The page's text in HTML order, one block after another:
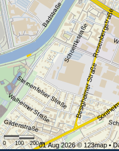
Rosenbergstraße
Besigheimer Straße
Schoettlestraße
Sternenfelser Straße
Walheimer Straße
Badstraße
Gildenstraße
0 100 200 m
01 Aug 2026 © 123map •